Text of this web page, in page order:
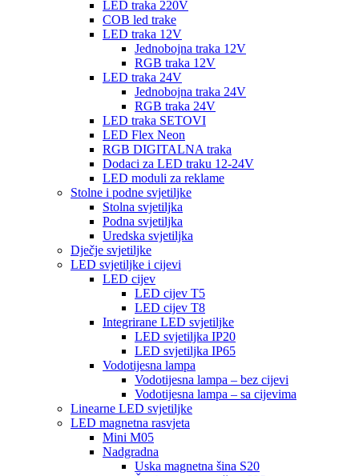
LED traka 220V
COB led trake
LED traka 12V
Jednobojna traka 12V
RGB traka 12V
LED traka 24V
Jednobojna traka 24V
RGB traka 24V
LED traka SETOVI
LED Flex Neon
RGB DIGITALNA traka
Dodaci za LED traku 12-24V
LED moduli za reklame
Stolne i podne svjetiljke
Stolna svjetiljka
Podna svjetiljka
Uredska svjetiljka
Dječje svjetiljke
LED svjetiljke i cijevi
LED cijev
LED cijev T5
LED cijev T8
Integrirane LED svjetiljke
LED svjetiljka IP20
LED svjetiljka IP65
Vodotijesna lampa
Vodotijesna lampa – bez cijevi
Vodotijesna lampa – sa cijevima
Linearne LED svjetiljke
LED magnetna rasvjeta
Mini M05
Nadgradna
Uska magnetna šina S20